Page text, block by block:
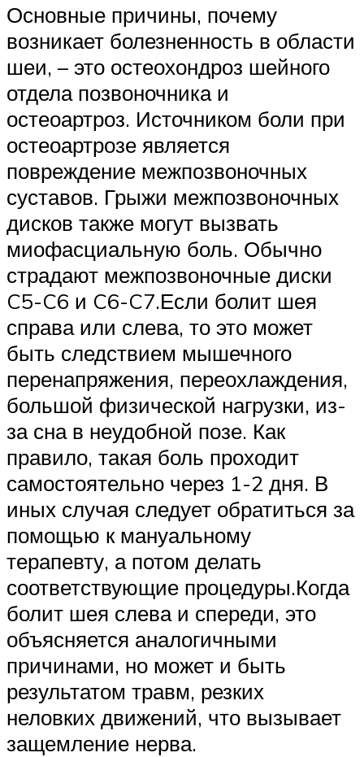
Основные причины, почему
возникает болезненность в области
шеи, – это остеохондроз шейного
отдела позвоночника и
остеоартроз. Источником боли при
остеоартрозе является
повреждение межпозвоночных
суставов. Грыжи межпозвоночных
дисков также могут вызвать
миофасциальную боль. Обычно
страдают межпозвоночные диски
C5-C6 и C6-C7.Если болит шея
справа или слева, то это может
быть следствием мышечного
перенапряжения, переохлаждения,
большой физической нагрузки, из-
за сна в неудобной позе. Как
правило, такая боль проходит
самостоятельно через 1-2 дня. В
иных случая следует обратиться за
помощью к мануальному
терапевту, а потом делать
соответствующие процедуры.Когда
болит шея слева и спереди, это
объясняется аналогичными
причинами, но может и быть
результатом травм, резких
неловких движений, что вызывает
защемление нерва.